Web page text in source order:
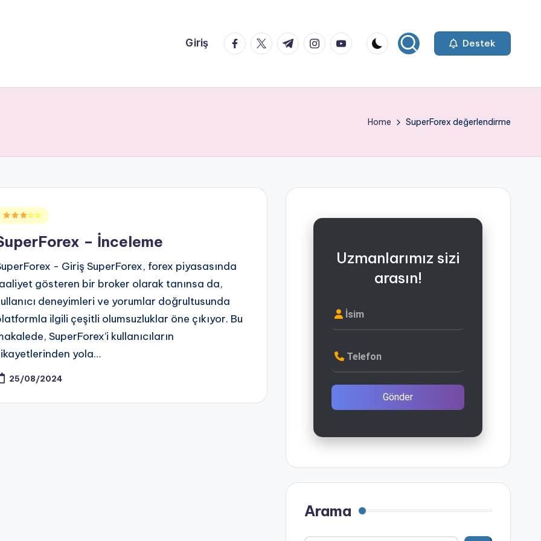
Giriş facebook.com
twitter.com
t.me instagram.com
youtube.com Destek
Home SuperForex değerlendirme
☆☆
– İnceleme
- Giriş SuperForex, forex piyasasında
gösteren bir broker olarak tanınsa da,
deneyimleri ve yorumlar doğrultusunda
ilgili çeşitli olumsuzluklar öne çıkıyor. Bu
SuperForex’i kullanıcıların
yola…
25/08/2024
Uzmanlarımız sizi
arasın!
İsim
Telefon
Gönder
Arama